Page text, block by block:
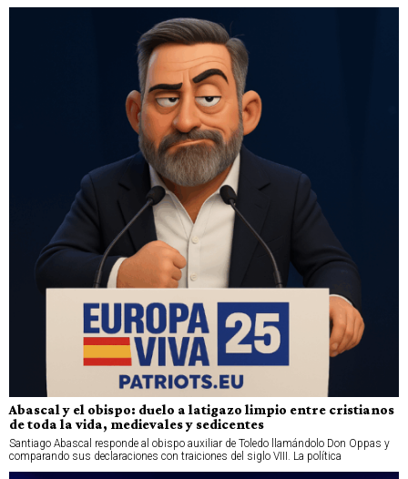
Abascal y el obispo: duelo a latigazo limpio entre cristianos
de toda la vida, medievales y sedicentes
Santiago Abascal responde al obispo auxiliar de Toledo llamándolo Don Oppas y
comparando sus declaraciones con traiciones del siglo VIII. La política